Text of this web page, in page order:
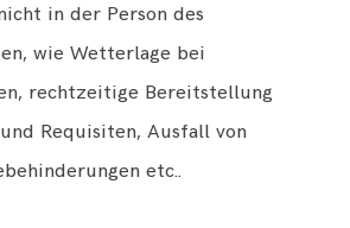
in der Person des
wie Wetterlage bei
rechtzeitige Bereitstellung
Requisiten, Ausfall von
etc..